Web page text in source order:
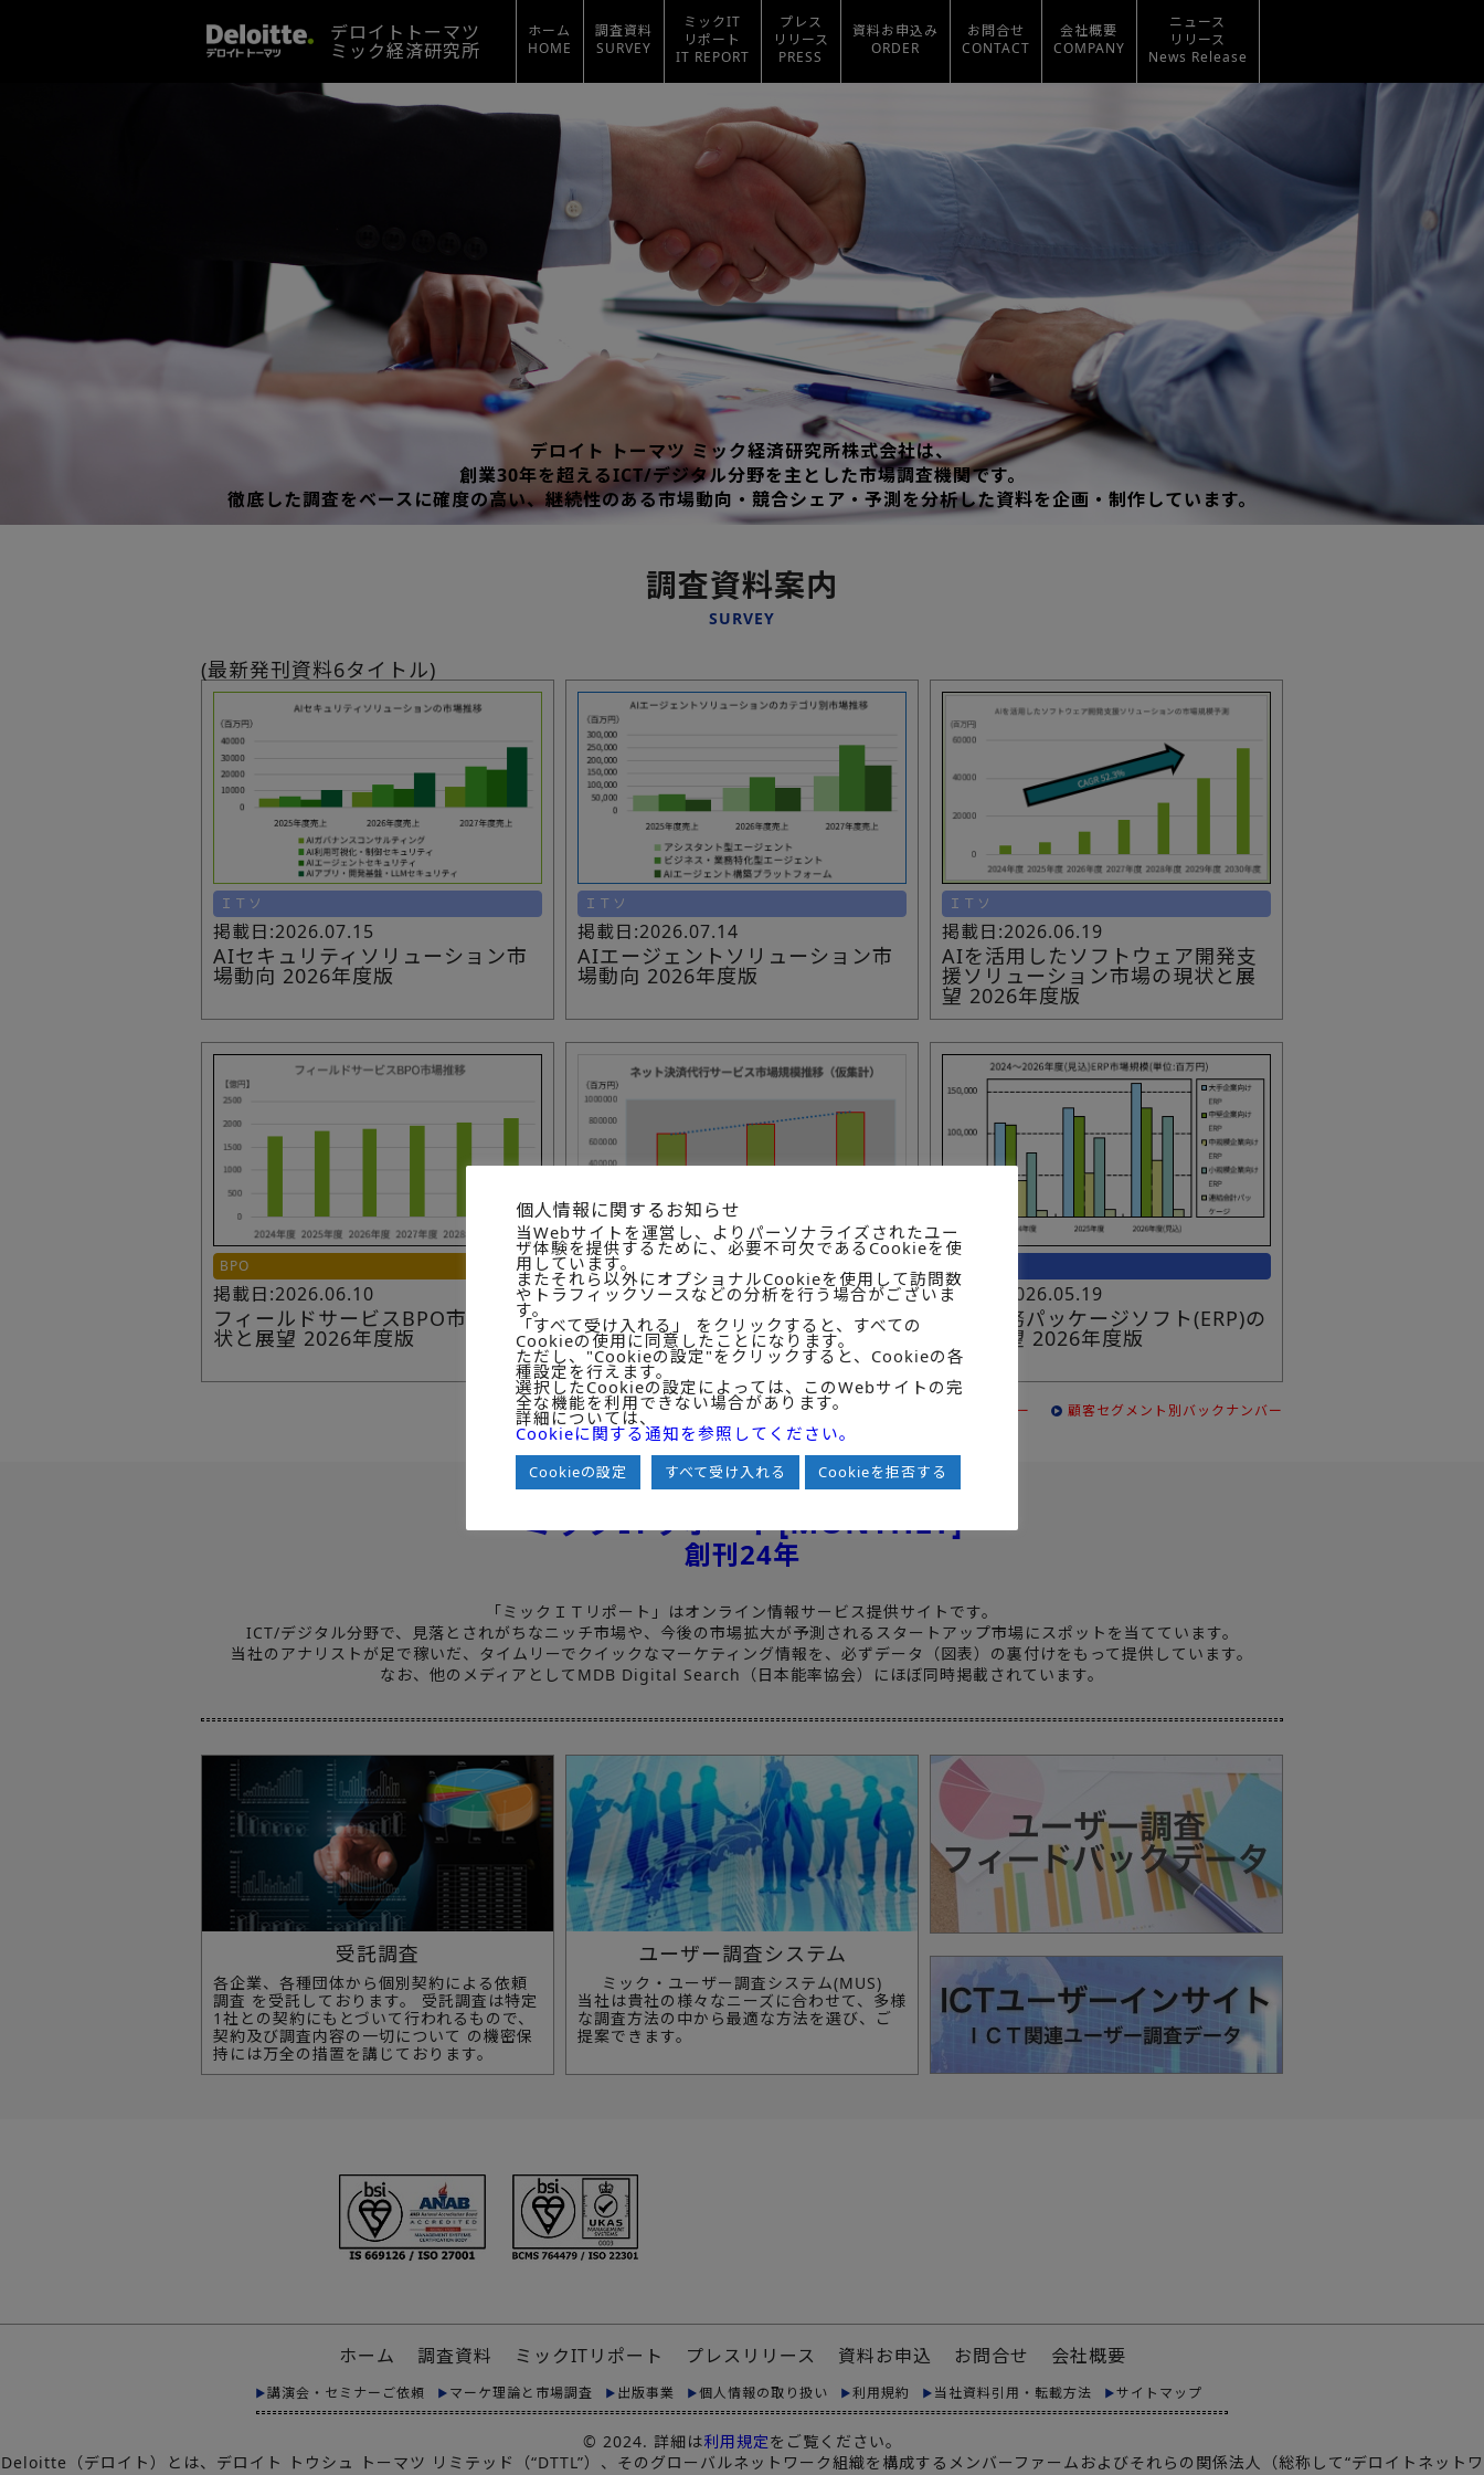
デロイトトーマツ
ミック経済研究所
ホーム
HOME
調査資料
SURVEY
ミックIT
リポート
IT REPORT
プレス
リリース
PRESS
資料お申込み
ORDER
お問合せ
CONTACT
会社概要
COMPANY
ニュース
リリース
News Release
デロイト トーマツ ミック経済研究所株式会社は、
創業30年を超えるICT/デジタル分野を主とした市場調査機関です。
徹底した調査をベースに確度の高い、継続性のある市場動向・競合シェア・予測を分析した資料を企画・制作しています。
調査資料案内
SURVEY
(最新発刊資料6タイトル)
ＩＴソ
掲載日:2026.07.15
AIセキュリティソリューション市
場動向 2026年度版
ＩＴソ
掲載日:2026.07.14
AIエージェントソリューション市
場動向 2026年度版
ＩＴソ
掲載日:2026.06.19
AIを活用したソフトウェア開発支
援ソリューション市場の現状と展
望 2026年度版
BPO
掲載日:2026.06.10
フィールドサービスBPO市場の現
状と展望 2026年度版
デジタル
掲載日:2026.05.27
ECにおけるネット決済代行サービ
ス市場の現状と展望 2026年度版
掲載日:2026.05.19
基幹業務パッケージソフト(ERP)の
市場展望 2026年度版
発刊年別バックナンバー 顧客セグメント別バックナンバー
ミックITリポート[MONTHLY]
創刊24年
「ミックＩＴリポート」はオンライン情報サービス提供サイトです。
ICT/デジタル分野で、見落とされがちなニッチ市場や、今後の市場拡大が予測されるスタートアップ市場にスポットを当てています。
当社のアナリストが足で稼いだ、タイムリーでクイックなマーケティング情報を、必ずデータ（図表）の裏付けをもって提供しています。
なお、他のメディアとしてMDB Digital Search（日本能率協会）にほぼ同時掲載されています。
受託調査
各企業、各種団体から個別契約による依頼
調査 を受託しております。 受託調査は特定
1社との契約にもとづいて行われるもので、
契約及び調査内容の一切について の機密保
持には万全の措置を講じております。
ユーザー調査システム
ミック・ユーザー調査システム(MUS)
当社は貴社の様々なニーズに合わせて、多様
な調査方法の中から最適な方法を選び、ご
提案できます。
個人情報に関するお知らせ
当Webサイトを運営し、よりパーソナライズされたユー
ザ体験を提供するために、必要不可欠であるCookieを使
用しています。
またそれら以外にオプショナルCookieを使用して訪問数
やトラフィックソースなどの分析を行う場合がございま
す。
「すべて受け入れる」 をクリックすると、すべての
Cookieの使用に同意したことになります。
ただし、"Cookieの設定"をクリックすると、Cookieの各
種設定を行えます。
選択したCookieの設定によっては、このWebサイトの完
全な機能を利用できない場合があります。
詳細については、
Cookieに関する通知を参照してください。
Cookieの設定 すべて受け入れる Cookieを拒否する
ホーム 調査資料 ミックITリポート プレスリリース 資料お申込 お問合せ 会社概要
講演会・セミナーご依頼 マーケ理論と市場調査 出版事業 個人情報の取り扱い 利用規約 当社資料引用・転載方法 サイトマップ
© 2024. 詳細は利用規定をご覧ください。
Deloitte（デロイト）とは、デロイト トウシュ トーマツ リミテッド（“DTTL”）、そのグローバルネットワーク組織を構成するメンバーファームおよびそれらの関係法人（総称して“デロイトネットワ